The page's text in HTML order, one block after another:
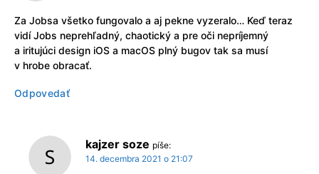
Za Jobsa všetko fungovalo a aj pekne vyzeralo… Keď teraz
vidí Jobs neprehľadný, chaotický a pre oči nepríjemný
a iritujúci design iOS a macOS plný bugov tak sa musí
v hrobe obracať.
Odpovedať
kajzer soze píše:
14. decembra 2021 o 21:07